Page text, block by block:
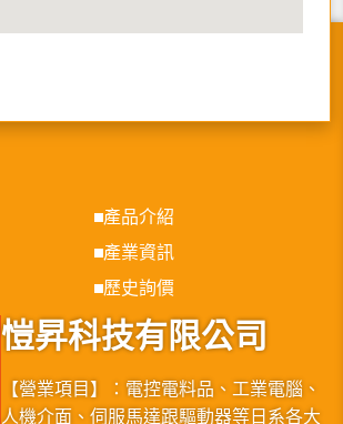
產品介紹
產業資訊
歷史詢價
愷昇科技有限公司
【營業項目】：電控電料品、工業電腦、
人機介面、伺服馬達跟驅動器等日系各大